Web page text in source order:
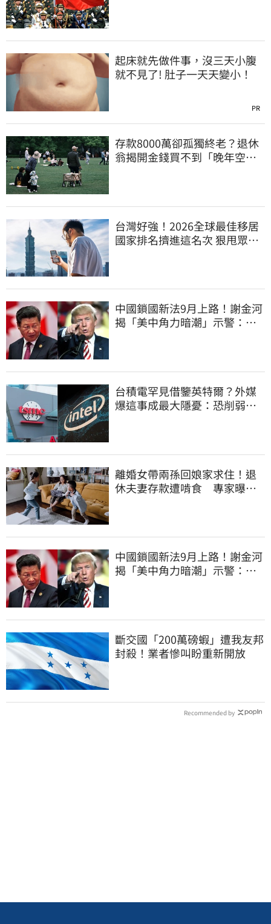
起床就先做件事，沒三天小腹
就不見了! 肚子一天天變小！
PR
存款8000萬卻孤獨終老？退休
翁揭開金錢買不到「晚年空
台灣好強！2026全球最佳移居
國家排名擠進這名次 狠甩眾多
中國鎖國新法9月上路！謝金河
揭「美中角力暗潮」示警：台
台積電罕見借鑒英特爾？外媒
爆這事成最大隱憂：恐削弱領
離婚女帶兩孫回娘家求住！退
休夫妻存款遭啃食 專家曝這
中國鎖國新法9月上路！謝金河
揭「美中角力暗潮」示警：台
斷交國「200萬磅蝦」遭我友邦
封殺！業者慘叫盼重新開放
Recommended by